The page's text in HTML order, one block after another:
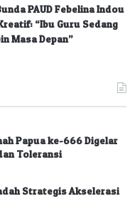
PAUD Febelina Indou
“Ibu Guru Sedang
Masa Depan”
Papua ke-666 Digelar
Toleransi
Strategis Akselerasi